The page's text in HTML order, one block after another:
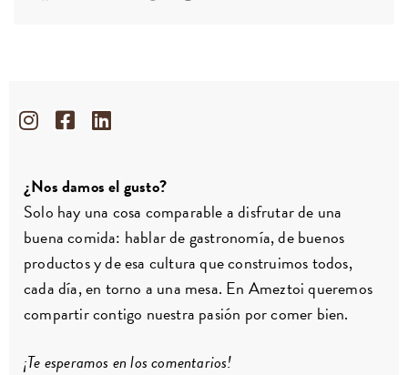
¿Nos damos el gusto?
Solo hay una cosa comparable a disfrutar de una
buena comida: hablar de gastronomía, de buenos
productos y de esa cultura que construimos todos,
cada día, en torno a una mesa. En Ameztoi queremos
compartir contigo nuestra pasión por comer bien.
¡Te esperamos en los comentarios!